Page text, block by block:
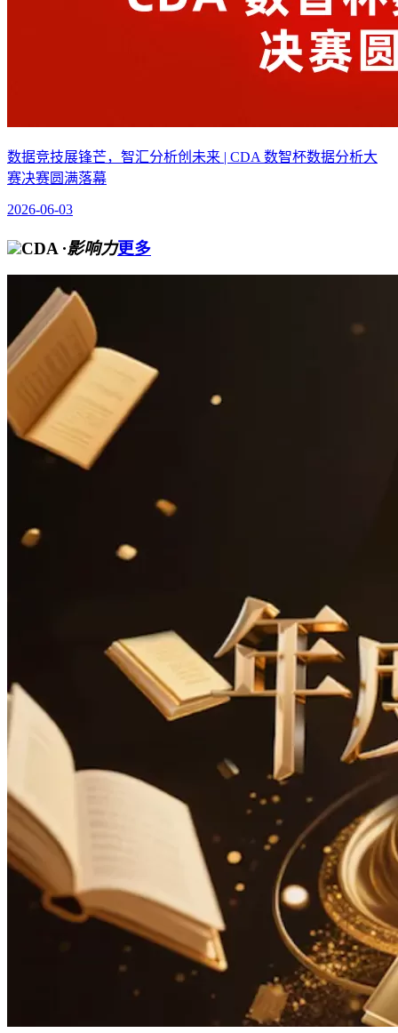
数据竞技展锋芒，智汇分析创未来 | CDA 数智杯数据分析大
赛决赛圆满落幕
2026-06-03
CDA ·影响力更多